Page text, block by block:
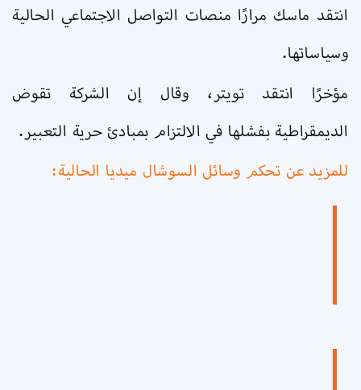
انتقد ماسك مرارًا منصات التواصل الاجتماعي الحالية
وسياساتها.
مؤخرًا انتقد تويتر، وقال إن الشركة تقوض
الديمقراطية بفشلها في الالتزام بمبادئ حرية التعبير.
للمزيد عن تحكم وسائل السوشال ميديا الحالية: